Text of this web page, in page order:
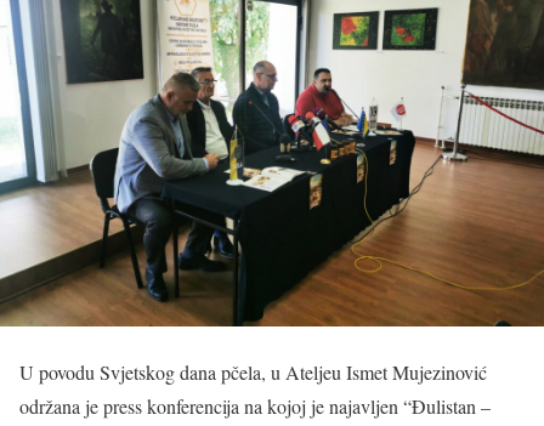
U povodu Svjetskog dana pčela, u Ateljeu Ismet Mujezinović
održana je press konferencija na kojoj je najavljen “Đulistan –